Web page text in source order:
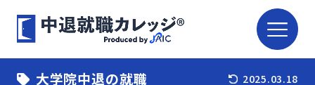
大学院中退の就職 2025.03.18